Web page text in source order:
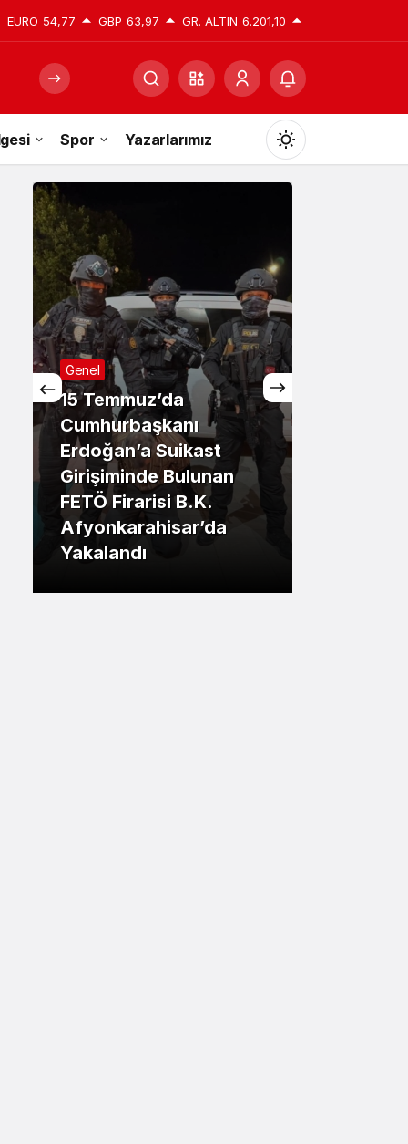
EURO 54,77 GBP 63,97 GR. ALTIN 6.201,10
Spor Yazarlarımız
Mod
değiştir
Gündüz Modu
Gündüz modunu seçin.
Gece Modu
Gece modunu seçin.
Sistem Modu
Sistem modunu seçin.
Genel
15 Temmuz’da
Cumhurbaşkanı
Erdoğan’a Suikast
Girişiminde Bulunan
FETÖ Firarisi B.K.
Afyonkarahisar’da
Yakalandı